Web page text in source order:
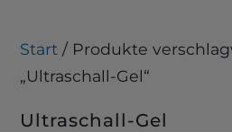
Start / Produkte
„Ultraschall-Gel“
Ultraschall-Gel